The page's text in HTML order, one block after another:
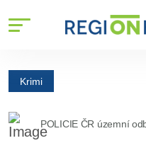
Krimi
POLICIE ČR územní